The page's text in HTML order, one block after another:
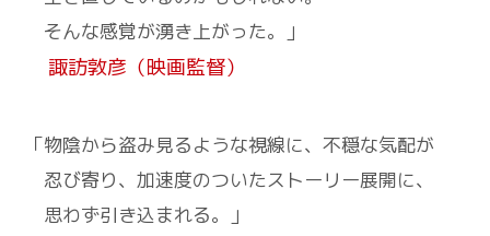
そんな感覚が湧き上がった。」
諏訪敦彦（映画監督）
「物陰から盗み見るような視線に、不穏な気配が
忍び寄り、 加速度のついたストーリー展開に、
思わず引き込まれる。」